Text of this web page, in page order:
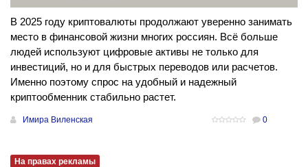
В 2025 году криптовалюты продолжают уверенно занимать
место в финансовой жизни многих россиян. Всё больше
людей используют цифровые активы не только для
инвестиций, но и для быстрых переводов или расчетов.
Именно поэтому спрос на удобный и надежный
криптообменник стабильно растет.
Имира Виленская 0
На правах рекламы